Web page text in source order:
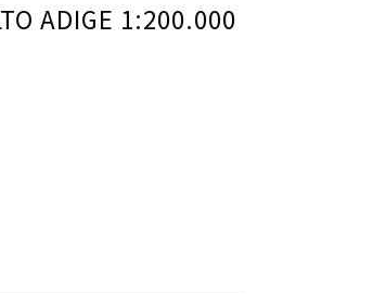
ADIGE 1:200.000